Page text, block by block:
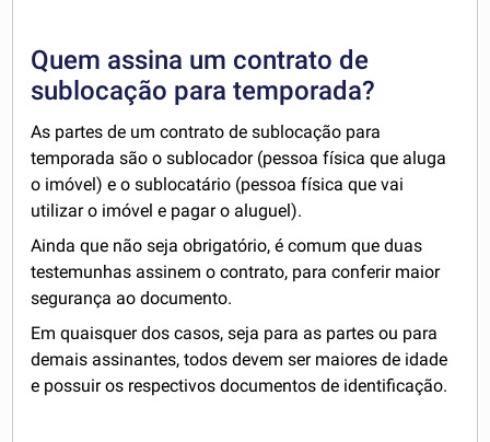
Quem assina um contrato de
sublocação para temporada?
As partes de um contrato de sublocação para
temporada são o sublocador (pessoa física que aluga
o imóvel) e o sublocatário (pessoa física que vai
utilizar o imóvel e pagar o aluguel).
Ainda que não seja obrigatório, é comum que duas
testemunhas assinem o contrato, para conferir maior
segurança ao documento.
Em quaisquer dos casos, seja para as partes ou para
demais assinantes, todos devem ser maiores de idade
e possuir os respectivos documentos de identificação.